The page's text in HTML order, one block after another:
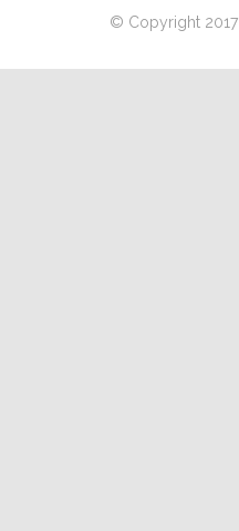
© Copyright 2017